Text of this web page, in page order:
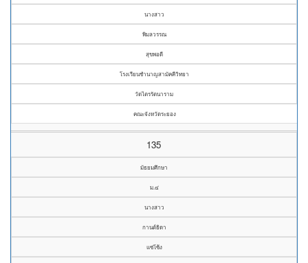
นางสาว
พิมลวรรณ
สุขพอดี
โรงเรียนชำนาญสามัคคีวิทยา
วัดไตรรัตนาราม
คณะจังหวัดระยอง
135
มัธยมศึกษา
ม.๔
นางสาว
กานต์ธิดา
แซ่โซ้ง